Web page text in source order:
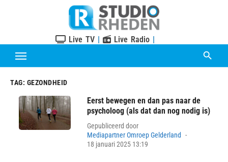
Live TV | Live Radio |
TAG: GEZONDHEID
Eerst bewegen en dan pas naar de
psycholoog (als dat dan nog nodig is)
Gepubliceerd door
Mediapartner Omroep Gelderland
18 januari 2025 13:19